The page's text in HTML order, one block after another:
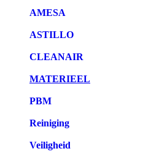
AMESA
ASTILLO
CLEANAIR
MATERIEEL
PBM
Reiniging
Veiligheid